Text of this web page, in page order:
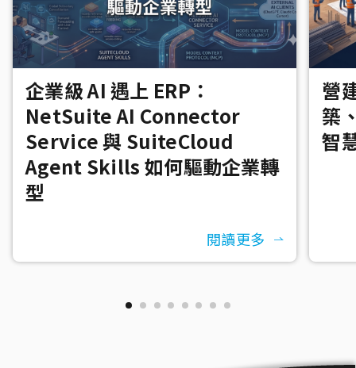
企業級 AI 遇上 ERP：
NetSuite AI Connector
Service 與 SuiteCloud
Agent Skills 如何驅動企業轉
型
閱讀更多
營
築
智